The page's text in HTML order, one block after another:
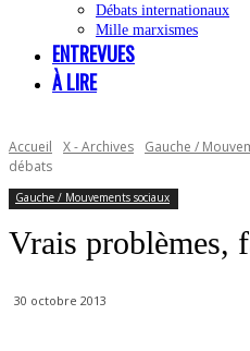
Débats internationaux
Mille marxismes
ENTREVUES
À LIRE
Accueil X - Archives Gauche /
débats
Gauche / Mouvements sociaux
Vrais problèmes,
30 octobre 2013